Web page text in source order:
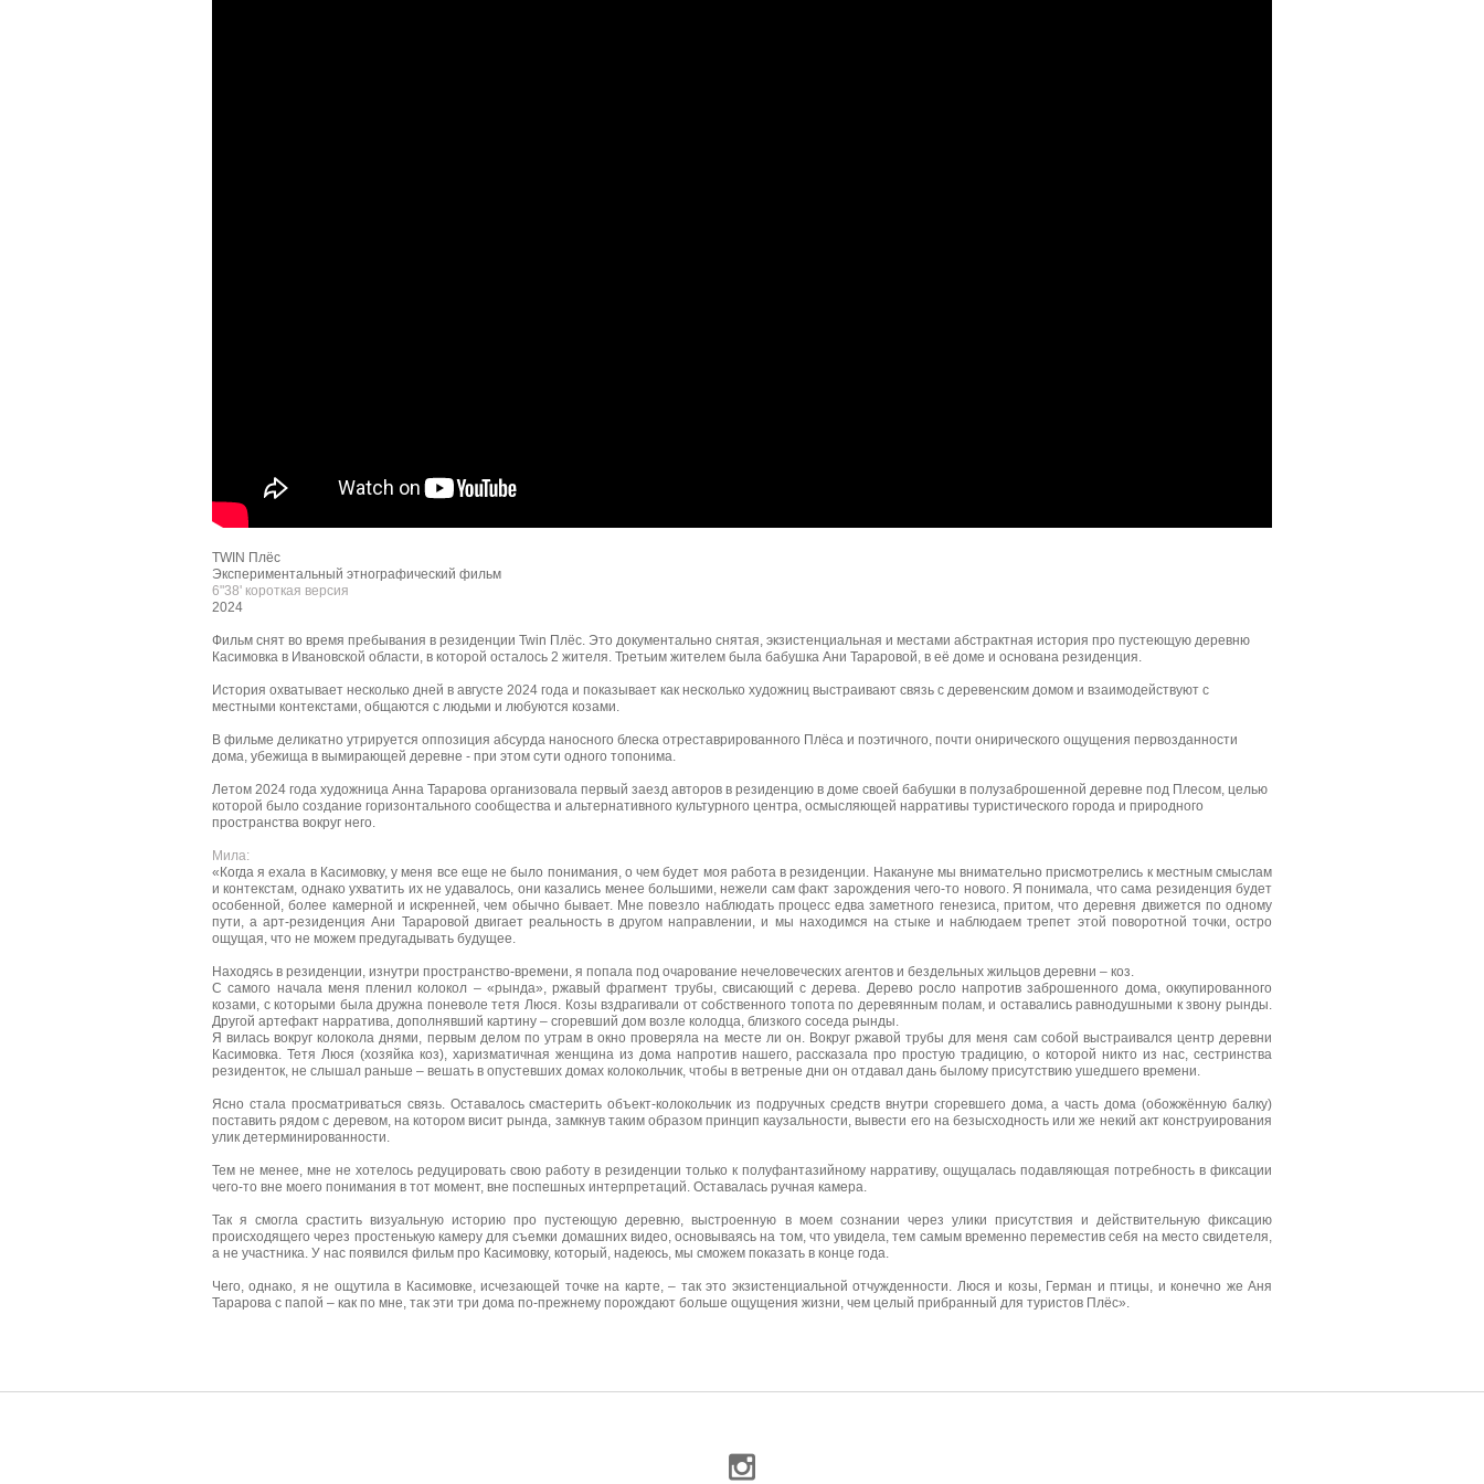
TWIN Плёс
Экспериментальный этнографический фильм
6"38' короткая версия
2024
Фильм снят во время пребывания в резиденции Twin Плёс. Это документально снятая, экзистенциальная и местами абстрактная история про пустеющую деревню
Касимовка в Ивановской области, в которой осталось 2 жителя. Третьим жителем была бабушка Ани Тараровой, в её доме и основана резиденция.
История охватывает несколько дней в августе 2024 года и показывает как несколько художниц выстраивают связь с деревенским домом и взаимодействуют с
местными контекстами, общаются с людьми и любуются козами.
В фильме деликатно утрируется оппозиция абсурда наносного блеска отреставрированного Плёса и поэтичного, почти онирического ощущения первозданности
дома, убежища в вымирающей деревне - при этом сути одного топонима.
Летом 2024 года художница Анна Тарарова организовала первый заезд авторов в резиденцию в доме своей бабушки в полузаброшенной деревне под Плесом, целью
которой было создание горизонтального сообщества и альтернативного культурного центра, осмысляющей нарративы туристического города и природного
пространства вокруг него.
Мила:
«Когда я ехала в Касимовку, у меня все еще не было понимания, о чем будет моя работа в резиденции. Накануне мы внимательно присмотрелись к местным смыслам
и контекстам, однако ухватить их не удавалось, они казались менее большими, нежели сам факт зарождения чего-то нового. Я понимала, что сама резиденция будет
особенной, более камерной и искренней, чем обычно бывает. Мне повезло наблюдать процесс едва заметного генезиса, притом, что деревня движется по одному
пути, а арт-резиденция Ани Тараровой двигает реальность в другом направлении, и мы находимся на стыке и наблюдаем трепет этой поворотной точки, остро
ощущая, что не можем предугадывать будущее.
Находясь в резиденции, изнутри пространство-времени, я попала под очарование нечеловеческих агентов и бездельных жильцов деревни – коз.
С самого начала меня пленил колокол – «рында», ржавый фрагмент трубы, свисающий с дерева. Дерево росло напротив заброшенного дома, оккупированного
козами, с которыми была дружна поневоле тетя Люся. Козы вздрагивали от собственного топота по деревянным полам, и оставались равнодушными к звону рынды.
Другой артефакт нарратива, дополнявший картину – сгоревший дом возле колодца, близкого соседа рынды.
Я вилась вокруг колокола днями, первым делом по утрам в окно проверяла на месте ли он. Вокруг ржавой трубы для меня сам собой выстраивался центр деревни
Касимовка. Тетя Люся (хозяйка коз), харизматичная женщина из дома напротив нашего, рассказала про простую традицию, о которой никто из нас, сестринства
резиденток, не слышал раньше – вешать в опустевших домах колокольчик, чтобы в ветреные дни он отдавал дань былому присутствию ушедшего времени.
Ясно стала просматриваться связь. Оставалось смастерить объект-колокольчик из подручных средств внутри сгоревшего дома, а часть дома (обожжённую балку)
поставить рядом с деревом, на котором висит рында, замкнув таким образом принцип каузальности, вывести его на безысходность или же некий акт конструирования
улик детерминированности.
Тем не менее, мне не хотелось редуцировать свою работу в резиденции только к полуфантазийному нарративу, ощущалась подавляющая потребность в фиксации
чего-то вне моего понимания в тот момент, вне поспешных интерпретаций. Оставалась ручная камера.
Так я смогла срастить визуальную историю про пустеющую деревню, выстроенную в моем сознании через улики присутствия и действительную фиксацию
происходящего через простенькую камеру для съемки домашних видео, основываясь на том, что увидела, тем самым временно переместив себя на место свидетеля,
а не участника. У нас появился фильм про Касимовку, который, надеюсь, мы сможем показать в конце года.
Чего, однако, я не ощутила в Касимовке, исчезающей точке на карте, – так это экзистенциальной отчужденности. Люся и козы, Герман и птицы, и конечно же Аня
Тарарова с папой – как по мне, так эти три дома по-прежнему порождают больше ощущения жизни, чем целый прибранный для туристов Плёс».